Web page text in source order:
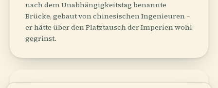
nach dem Unabhängigkeitstag benannte
Brücke, gebaut von chinesischen Ingenieuren –
er hätte über den Platztausch der Imperien wohl
gegrinst.